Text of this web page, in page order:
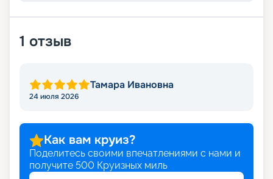
нужные данные. Онлайн-покупка – это легко и
быстро. Мы предлагаем десятки тысяч круизов.
1 отзыв
Тамара Ивановна
24 июля 2026
Как вам круиз?
Поделитесь своими впечатлениями с нами и
получите 500 Круизных миль